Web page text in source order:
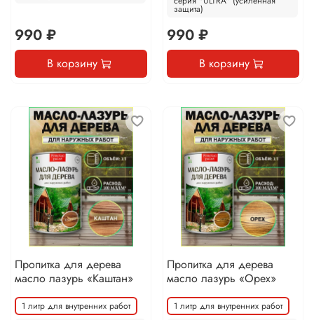
990 ₽
В корзину
защита)
990 ₽
В корзину
Пропитка для дерева
масло лазурь «Каштан»
1 литр для внутренних работ
Пропитка для дерева
масло лазурь «Орех»
1 литр для внутренних работ